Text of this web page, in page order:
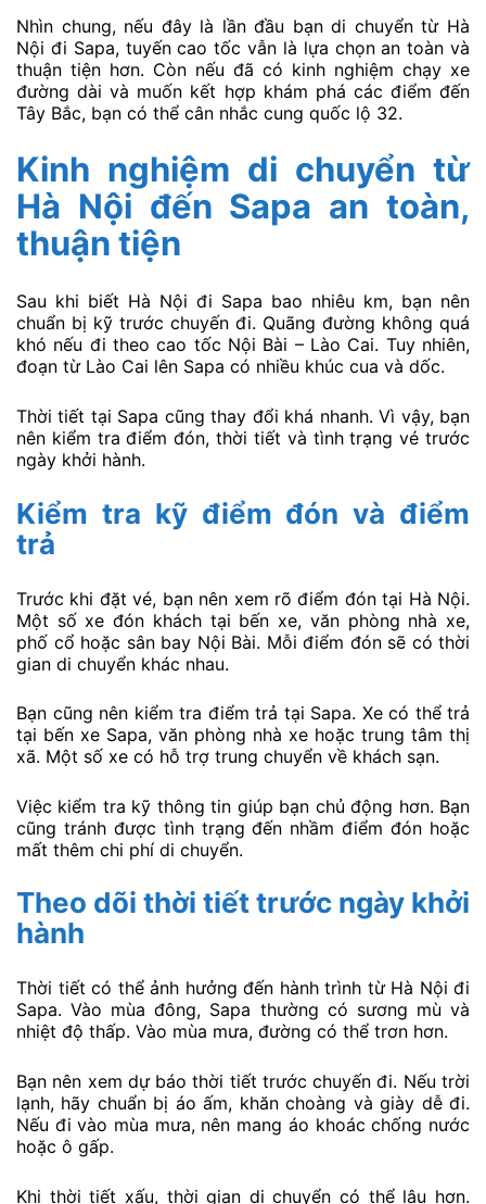
Nhìn chung, nếu đây là lần đầu bạn di chuyển từ Hà
Nội đi Sapa, tuyến cao tốc vẫn là lựa chọn an toàn và
thuận tiện hơn. Còn nếu đã có kinh nghiệm chạy xe
đường dài và muốn kết hợp khám phá các điểm đến
Tây Bắc, bạn có thể cân nhắc cung quốc lộ 32.
Kinh nghiệm di chuyển từ
Hà Nội đến Sapa an toàn,
thuận tiện
Sau khi biết Hà Nội đi Sapa bao nhiêu km, bạn nên
chuẩn bị kỹ trước chuyến đi. Quãng đường không quá
khó nếu đi theo cao tốc Nội Bài – Lào Cai. Tuy nhiên,
đoạn từ Lào Cai lên Sapa có nhiều khúc cua và dốc.
Thời tiết tại Sapa cũng thay đổi khá nhanh. Vì vậy, bạn
nên kiểm tra điểm đón, thời tiết và tình trạng vé trước
ngày khởi hành.
Kiểm tra kỹ điểm đón và điểm
trả
Trước khi đặt vé, bạn nên xem rõ điểm đón tại Hà Nội.
Một số xe đón khách tại bến xe, văn phòng nhà xe,
phố cổ hoặc sân bay Nội Bài. Mỗi điểm đón sẽ có thời
gian di chuyển khác nhau.
Bạn cũng nên kiểm tra điểm trả tại Sapa. Xe có thể trả
tại bến xe Sapa, văn phòng nhà xe hoặc trung tâm thị
xã. Một số xe có hỗ trợ trung chuyển về khách sạn.
Việc kiểm tra kỹ thông tin giúp bạn chủ động hơn. Bạn
cũng tránh được tình trạng đến nhầm điểm đón hoặc
mất thêm chi phí di chuyển.
Theo dõi thời tiết trước ngày khởi
hành
Thời tiết có thể ảnh hưởng đến hành trình từ Hà Nội đi
Sapa. Vào mùa đông, Sapa thường có sương mù và
nhiệt độ thấp. Vào mùa mưa, đường có thể trơn hơn.
Bạn nên xem dự báo thời tiết trước chuyến đi. Nếu trời
lạnh, hãy chuẩn bị áo ấm, khăn choàng và giày dễ đi.
Nếu đi vào mùa mưa, nên mang áo khoác chống nước
hoặc ô gấp.
Khi thời tiết xấu, thời gian di chuyển có thể lâu hơn.